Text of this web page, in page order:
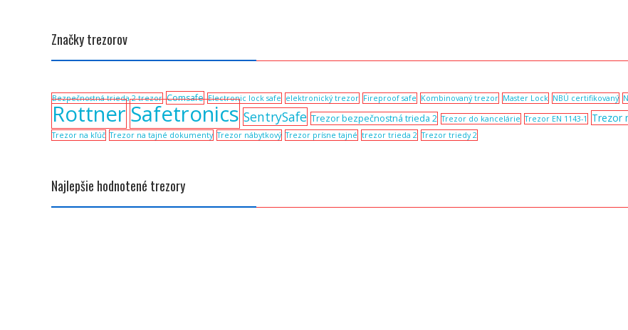
Značky trezorov
Bezpečnostná trieda 2 trezor Comsafe Electronic lock safe elektronický trezor Fireproof safe Kombinovaný trezor Master Lock NBÚ certifikovaný
Rottner Safetronics SentrySafe Trezor bezpečnostná trieda 2 Trezor do kancelárie Trezor EN 1143-1 Trezor
Trezor na kľúč Trezor na tajné dokumenty Trezor nábytkový Trezor prísne tajné trezor trieda 2 Trezor triedy 2
Najlepšie hodnotené trezory